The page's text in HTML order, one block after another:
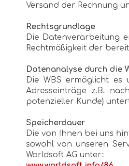
Versand der Rechnung
Rechtsgrundlage
Die Datenverarbeitung
Rechtmäßigkeit der
Datenanalyse durch die
Die WBS ermöglicht
Adresseinträge z.B.
potenzieller Kunde)
Speicherdauer
Die von Ihnen bei uns
sowohl von unseren
Worldsoft AG unter: